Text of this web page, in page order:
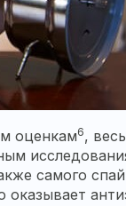
оценкам6,
самого
оказывает